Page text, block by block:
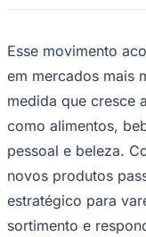
Esse movimento
em mercados mais
medida que cresce
como alimentos,
pessoal e beleza.
novos produtos
estratégico para
sortimento e